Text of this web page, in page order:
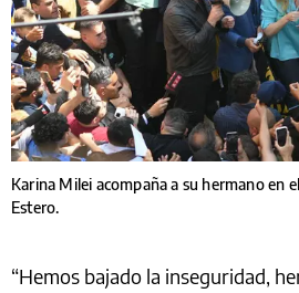
Karina Milei acompaña a su hermano en
Estero.
“Hemos bajado la inseguridad,